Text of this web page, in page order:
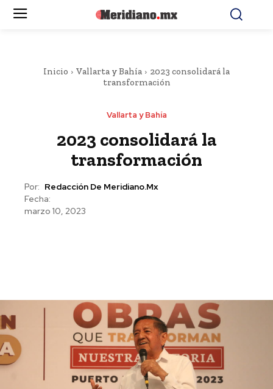
Inicio Vallarta y Bahía
2023 consolidará la
transformación
Vallarta y Bahía
2023 consolidará la
transformación
Por: Redacción De Meridiano.mx
Fecha:
marzo 10, 2023